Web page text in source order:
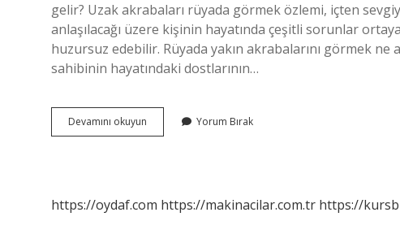
gelir? Uzak akrabaları rüyada görmek özlemi, içten
anlaşılacağı üzere kişinin hayatında çeşitli sorunlar
huzursuz edebilir. Rüyada yakın akrabalarını görmek ne
sahibinin hayatındaki dostlarının…
Devamını okuyun
Kalabalık
Gelir
Yorum Bırak
https://oydaf.com https://makinacilar.com.tr https://